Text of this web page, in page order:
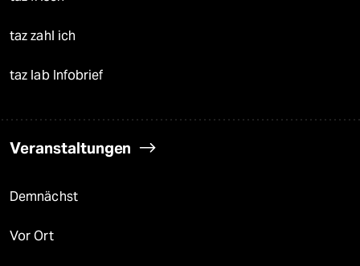
taz zahl ich
taz lab Infobrief
Veranstaltungen
Demnächst
Vor Ort